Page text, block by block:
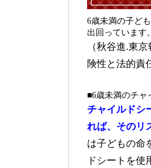
6歳未満の子ど
出回っています
（秋谷進.東
険性と法的責
■6歳未満のチャ
チャイルドシ
れば、そのリ
は子どもの命
ドシートを使